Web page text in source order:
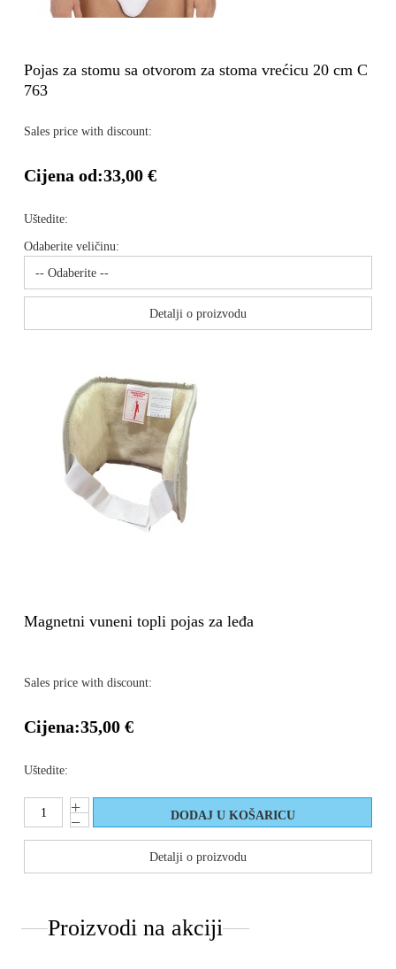
Pojas za stomu sa otvorom za stoma vrećicu 20 cm C
763
Sales price with discount:
Cijena od:33,00 €
Uštedite:
Odaberite veličinu:
Detalji o proizvodu
Magnetni vuneni topli pojas za leđa
Sales price with discount:
Cijena:35,00 €
Uštedite:
Detalji o proizvodu
Proizvodi na akciji